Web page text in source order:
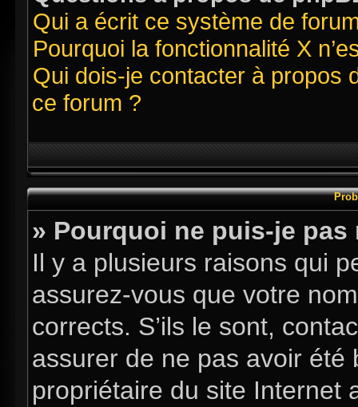
Qui a écrit ce système de
Pourquoi la fonctionnalité X
Qui dois-je contacter à propos
ce forum ?
» Pourquoi ne puis-je pas
Il y a plusieurs raisons qui
assurez-vous que votre
corrects. S’ils le sont,
assurer de ne pas avoir
propriétaire du site Internet